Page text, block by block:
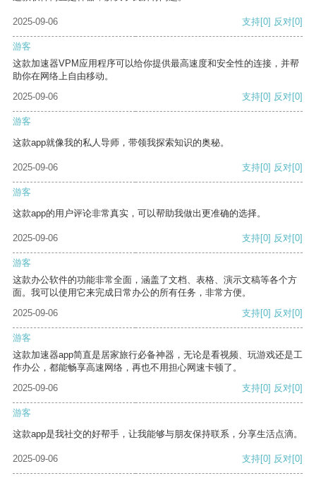
2025-09-06 支持[0] 反对[0]
游客
这款加速器VPM应用程序可以给你提供最高速度和安全性的连接，并帮
助你在网络上自由移动。
2025-09-06
支持[0] 反对[0]
游客
这款app就像我的私人导师，带领我探索知识的奥秘。
2025-09-06 支持[0] 反对[0]
游客
这款app的用户评论非常真实，可以帮助我做出更准确的选择。
2025-09-06 支持[0] 反对[0]
游客
这款办公软件的功能非常全面，涵盖了文档、表格、演示文稿等各个方
面。我可以使用它来完成日常办公的所有任务，非常方便。
2025-09-06
支持[0] 反对[0]
游客
这款加速器app简直是居家旅行必备神器，无论是看视频、玩游戏还是工
作办公，都能畅享高速网络，再也不用担心网速卡顿了。
2025-09-06
支持[0] 反对[0]
游客
这款app是我社交的好帮手，让我能够与朋友保持联系，分享生活点滴。
2025-09-06 支持[0] 反对[0]